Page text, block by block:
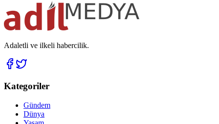
Adaletli ve ilkeli habercilik.
Kategoriler
Gündem
Dünya